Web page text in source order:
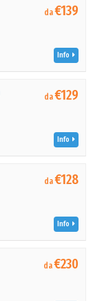
da€139
Info
da€129
Info
da€128
Info
da€230